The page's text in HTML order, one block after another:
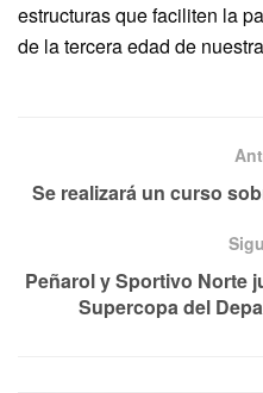
estructuras que faciliten la
de la tercera edad de
Se realizará un curso
Peñarol y Sportivo Norte
Supercopa del